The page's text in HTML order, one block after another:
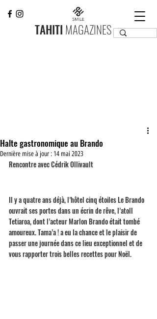
TAHITI MAGAZINES
Halte gastronomique au Brando
Dernière mise à jour : 14 mai 2023
Rencontre avec Cédrik Ollivault
Il y a quatre ans déjà, l’hôtel cinq étoiles Le Brando
ouvrait ses portes dans un écrin de rêve, l’atoll
Tetiaroa, dont l’acteur Marlon Brando était tombé
amoureux. Tama’a ! a eu la chance et le plaisir de
passer une journée dans ce lieu exceptionnel et de
vous rapporter trois belles recettes pour Noël.